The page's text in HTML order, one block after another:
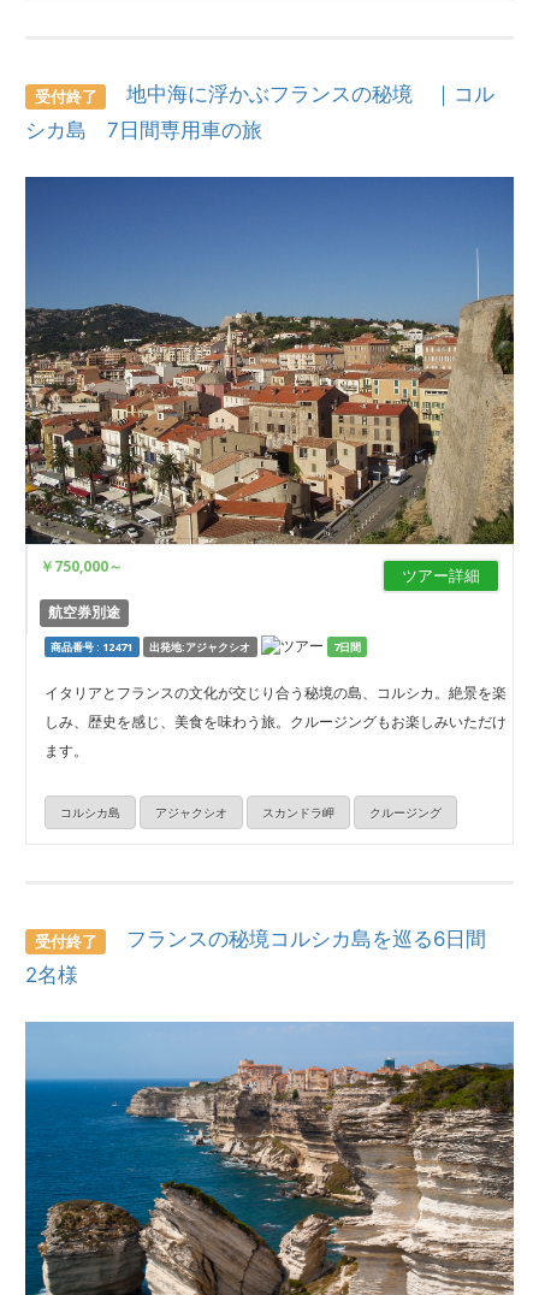
受付終了
地中海に浮かぶフランスの秘境 ｜コル
シカ島 7日間専用車の旅
ツアー詳細
￥750,000～
航空券別途
商品番号 : 12471 出発地:アジャクシオ 7日間
イタリアとフランスの文化が交じり合う秘境の島、コルシカ。絶景を楽
しみ、歴史を感じ、美食を味わう旅。クルージングもお楽しみいただけ
ます。
コルシカ島 アジャクシオ スカンドラ岬 クルージング
受付終了
フランスの秘境コルシカ島を巡る6日間
2名様